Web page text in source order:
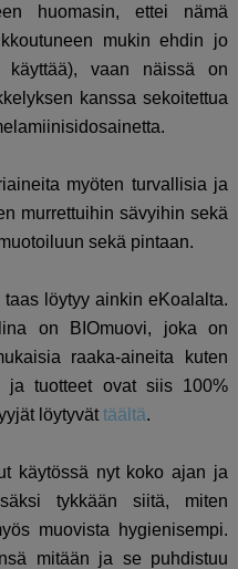
huomasin, ettei nämä
mukin ehdin jo
vaan näissä on
kanssa sekoitettua
myöten turvallisia ja
murrettuihin sävyihin sekä
sekä pintaan.
löytyy ainkin eKoalalta.
on BIOmuovi, joka on
raaka-aineita kuten
ja tuotteet ovat siis 100%
löytyvättäältä.
käytössä nyt koko ajan ja
tykkään siitä, miten
muovista hygienisempi.
mitään ja se puhdistuu